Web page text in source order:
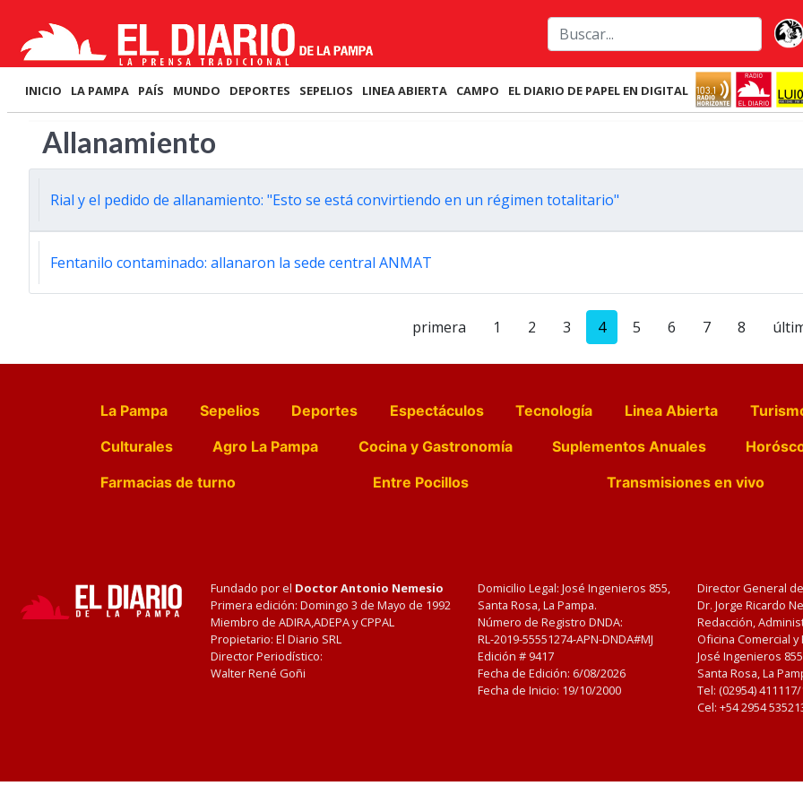
INICIO LA PAMPA PAÍS MUNDO DEPORTES SEPELIOS LINEA ABIERTA CAMPO EL DIARIO DE PAPEL EN DIGITAL
Allanamiento
Rial y el pedido de allanamiento: "Esto se está convirtiendo en un régimen totalitario"
Fentanilo contaminado: allanaron la sede central ANMAT
primera 1 2 3 4 5 6 7 8
La Pampa Sepelios Deportes Espectáculos Tecnología Linea Abierta
Culturales
Agro La Pampa Cocina y Gastronomía Suplementos Anuales
Farmacias de turno
Entre Pocillos Transmisiones en vivo
Fundado por el Doctor Antonio Nemesio
Primera edición: Domingo 3 de Mayo de 1992
Miembro de ADIRA,ADEPA y CPPAL
Propietario: El Diario SRL
Director Periodístico:
Walter René Goñi
Domicilio Legal: José Ingenieros 855,
Santa Rosa, La Pampa.
Número de Registro DNDA:
RL-2019-55551274-APN-DNDA#MJ
Edición # 9417
Fecha de Edición: 6/08/2026
Fecha de Inicio: 19/10/2000
Director General
Dr. Jorge Ricardo
Redacción,
Oficina Comercial
José Ingenieros
Santa Rosa, La
Tel: (02954)
Cel: +54 2954